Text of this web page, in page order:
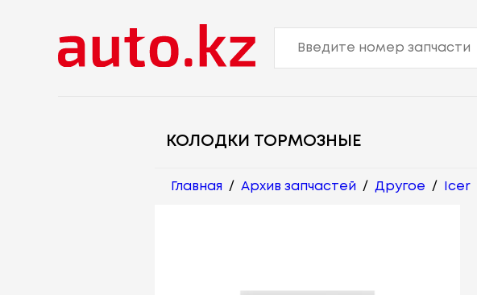
КОЛОДКИ ТОРМОЗНЫЕ
Главная / Архив запчастей / Другое / Icer